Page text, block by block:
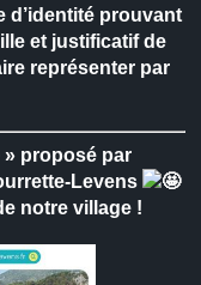
d’identité prouvant
et justificatif de
représenter par
» proposé par
Levens
notre village !